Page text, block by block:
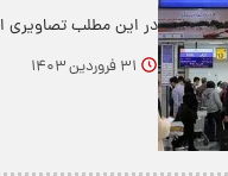
در این مطلب تصاویری
۳۱ فروردین ۱۴۰۳